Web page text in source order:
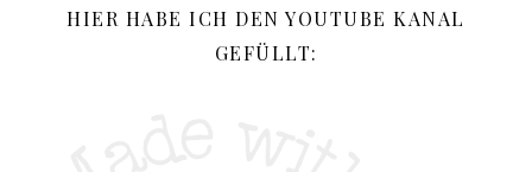
HIER HABE ICH DEN YOUTUBE KANAL
GEFÜLLT: